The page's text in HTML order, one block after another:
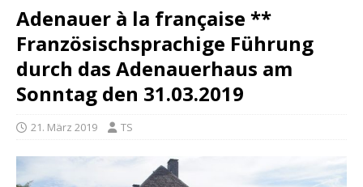
Adenauer à la française **
Französischsprachige Führung
durch das Adenauerhaus am
Sonntag den 31.03.2019
21. März 2019 TS